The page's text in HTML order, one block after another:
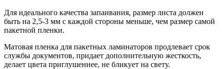
Для идеального качества запаивания, размер листа должен
быть на 2,5-3 мм с каждой стороны меньше, чем размер самой
пакетной пленки.
Матовая пленка для пакетных ламинаторов продлевает срок
службы документов, придает дополнительную жесткость,
делает цвета приглушеннее, не бликует на свету.